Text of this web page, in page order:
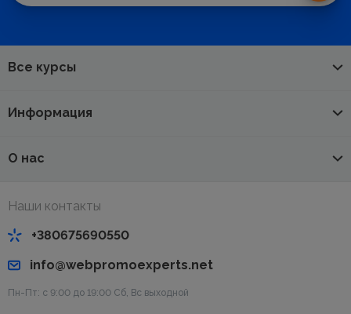
Все курсы
Информация
О нас
Наши контакты
+380675690550
info@webpromoexperts.net
Пн-Пт: с 9:00 до 19:00 Cб, Вс выходной